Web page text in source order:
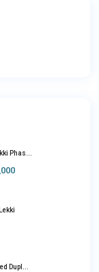
Phas...
Dupl...